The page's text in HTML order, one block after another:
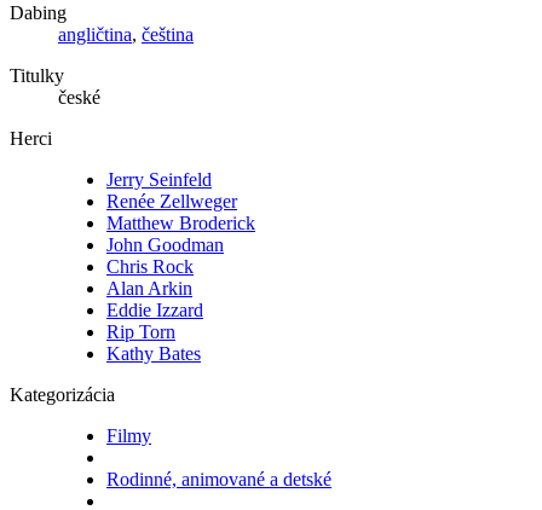
Dabing
angličtina, čeština
Titulky
české
Herci
Jerry Seinfeld
Renée Zellweger
Matthew Broderick
John Goodman
Chris Rock
Alan Arkin
Eddie Izzard
Rip Torn
Kathy Bates
Kategorizácia
Filmy
Rodinné, animované a detské